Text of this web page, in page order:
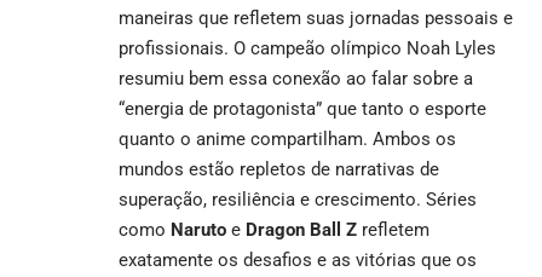
maneiras que refletem suas jornadas pessoais e
profissionais. O campeão olímpico Noah Lyles
resumiu bem essa conexão ao falar sobre a
“energia de protagonista” que tanto o esporte
quanto o anime compartilham. Ambos os
mundos estão repletos de narrativas de
superação, resiliência e crescimento. Séries
como Naruto e Dragon Ball Z refletem
exatamente os desafios e as vitórias que os